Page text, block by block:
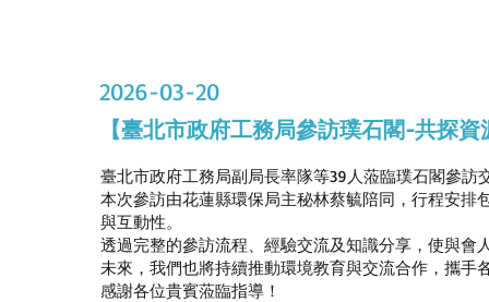
【臺北市政府工務局參訪璞石閣-共探
2026-03-20
臺北市政府工務局副局長率隊等39人蒞臨璞石閣參
本次參訪由花蓮縣環保局主秘林蔡毓陪同，行程安
與互動性。
透過完整的參訪流程、經驗交流及知識分享，使與
未來，我們也將持續推動環境教育與交流合作，攜手
感謝各位貴賓蒞臨指導！